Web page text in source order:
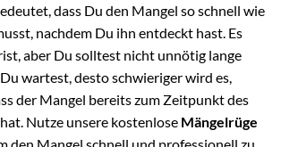
dass Du den Mangel so schnell wie
nachdem Du ihn entdeckt hast. Es
aber Du solltest nicht unnötig lange
wartest, desto schwieriger wird es,
der Mangel bereits zum Zeitpunkt des
Nutze unsere kostenlose Mängelrüge